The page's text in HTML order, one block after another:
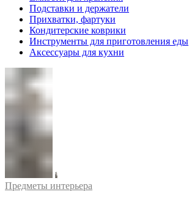
Подставки и держатели
Прихватки, фартуки
Кондитерские коврики
Инструменты для приготовления еды
Аксессуары для кухни
Предметы интерьера